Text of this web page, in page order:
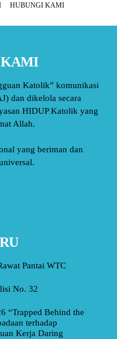
HUBUNGI KAMI
KAMI
Katolik” komunikasi
dan dikelola secara
HIDUP Katolik yang
Allah.
yang beriman dan
Pantai WTC
No. 32
“Trapped Behind the
terhadap
Kerja Daring